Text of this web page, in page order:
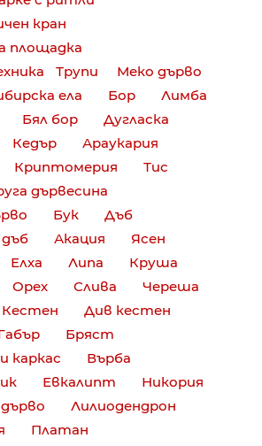
кран
Трупи
Меко дърво
ела Бор
Лимба
Бял бор
Дугласка
Кедър
Араукария
Криптомерия
Тис
дървесина
Бук
Дъб
Акация
Ясен
Липа
Круша
Орех Слива
Череша
Див кестен
Бряст
каркас
Върба
Евкалипт
Никория
Лилиодендрон
Платан